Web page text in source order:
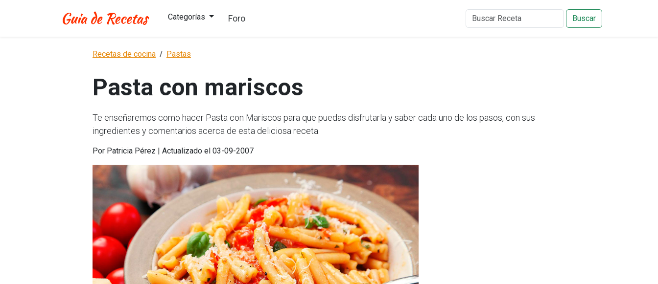
Categorías Foro Buscar
Recetas de cocina Pastas
Pasta con mariscos
Te enseñaremos como hacer Pasta con Mariscos para que puedas disfrutarla y saber cada uno de los pasos, con sus
ingredientes y comentarios acerca de esta deliciosa receta.
Por Patricia Pérez | Actualizado el 03-09-2007